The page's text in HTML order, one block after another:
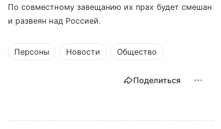
По совместному завещанию их прах будет смешан
и развеян над Россией.
Персоны Новости Общество
Поделиться